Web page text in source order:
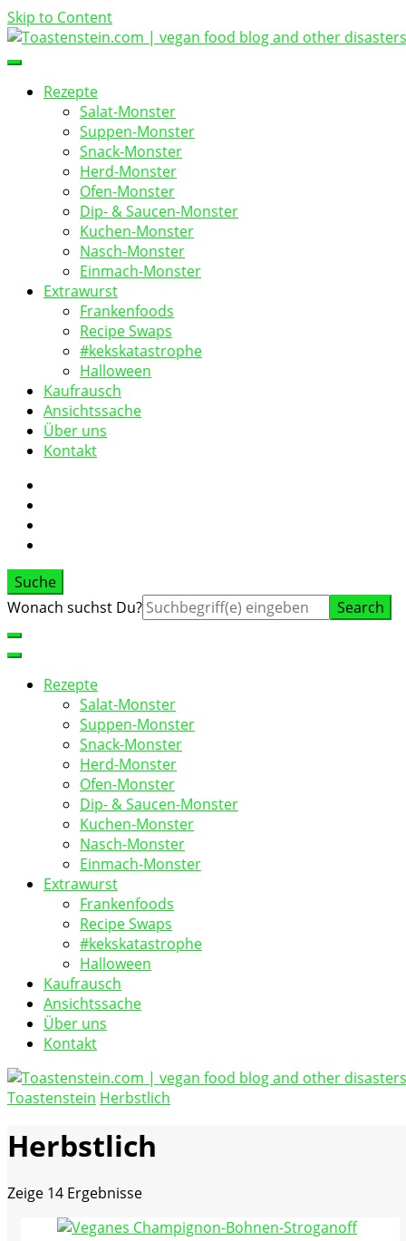
Skip to Content
Toastenstein.com
vegan food blog
Rezepte
Salat-Monster
Suppen-Monster
Snack-Monster
Herd-Monster
Ofen-Monster
Dip- & Saucen-Monster
Kuchen-Monster
Nasch-Monster
Einmach-Monster
Extrawurst
Frankenfoods
Recipe Swaps
#kekskatastrophe
Halloween
Kaufrausch
Ansichtssache
Über uns
Kontakt
Suche
Suche
Wonach suchst Du?
Rezepte
Salat-Monster
Suppen-Monster
Snack-Monster
Herd-Monster
Ofen-Monster
Dip- & Saucen-Monster
Kuchen-Monster
Nasch-Monster
Einmach-Monster
Extrawurst
Frankenfoods
Recipe Swaps
#kekskatastrophe
Halloween
Kaufrausch
Ansichtssache
Über uns
Kontakt
Toastenstein.com
Toastenstein Herbstlich
Herbstlich
Zeige 14 Ergebnisse